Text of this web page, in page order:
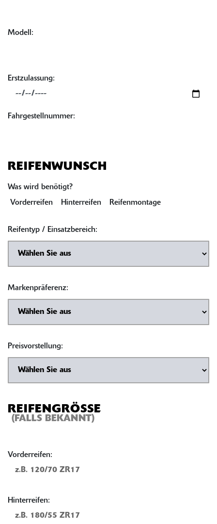
Modell:
Erstzulassung:
Fahrgestellnummer:
REIFENWUNSCH
Was wird benötigt?
Vorderreifen
Hinterreifen Reifenmontage
Reifentyp / Einsatzbereich:
Markenpräferenz:
Preisvorstellung:
REIFENGRÖSSE
(FALLS BEKANNT)
Vorderreifen:
Hinterreifen: